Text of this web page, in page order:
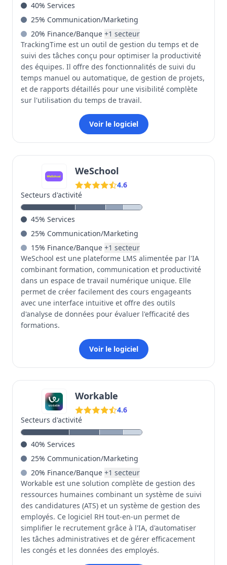
40% Services
25% Communication/Marketing
20% Finance/Banque +1 secteur
TrackingTime est un outil de gestion du temps et de
suivi des tâches conçu pour optimiser la productivité
des équipes. Il offre des fonctionnalités de suivi du
temps manuel ou automatique, de gestion de projets,
et de rapports détaillés pour une visibilité complète
sur l'utilisation du temps de travail.
Voir le logiciel
WeSchool
4.6
Secteurs d'activité
45% Services
25% Communication/Marketing
15% Finance/Banque +1 secteur
WeSchool est une plateforme LMS alimentée par l'IA
combinant formation, communication et productivité
dans un espace de travail numérique unique. Elle
permet de créer facilement des cours engageants
avec une interface intuitive et offre des outils
d'analyse de données pour évaluer l'efficacité des
formations.
Voir le logiciel
Workable
4.6
Secteurs d'activité
40% Services
25% Communication/Marketing
20% Finance/Banque +1 secteur
Workable est une solution complète de gestion des
ressources humaines combinant un système de suivi
des candidatures (ATS) et un système de gestion des
employés. Ce logiciel RH tout-en-un permet de
simplifier le recrutement grâce à l'IA, d'automatiser
les tâches administratives et de gérer efficacement
les congés et les données des employés.